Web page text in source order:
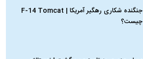
جنگنده شکاری رهگیر آمریکا | F-14 Tomcat
چیست؟